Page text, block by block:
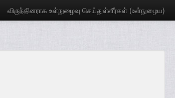
விருந்தினராக உள்நுழைவு செய்துள்ளீர்கள் (உள்நுழைய)